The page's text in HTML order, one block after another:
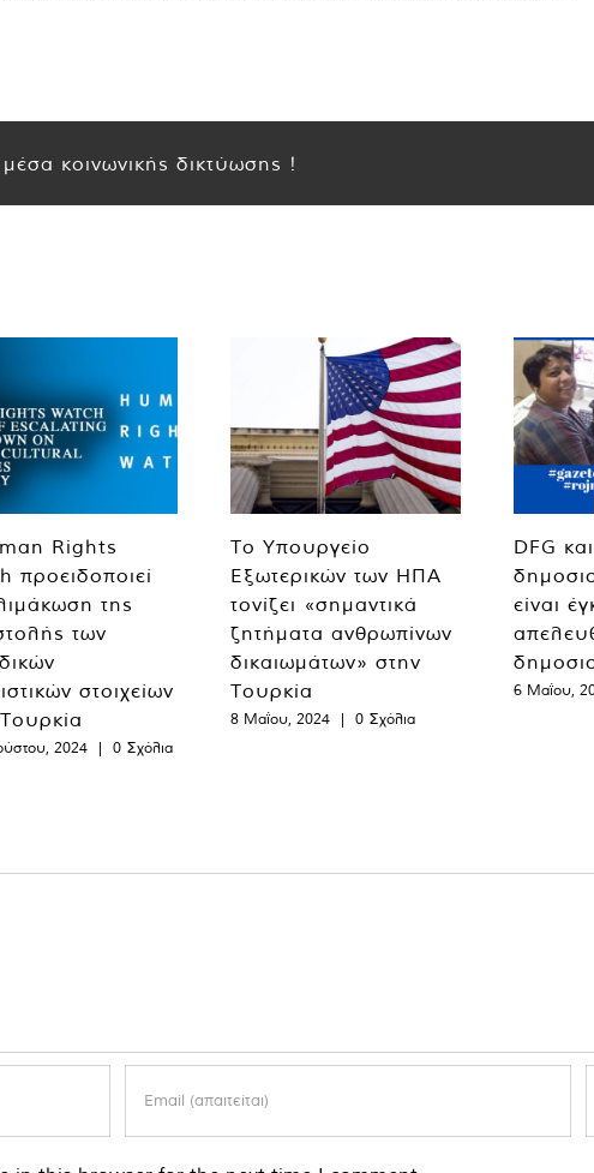
κοινωνικής δικτύωσης !
Rights
προειδοποιεί
της
των
στοιχείων
2024 | 0 Σχόλια
Το Υπουργείο
Εξωτερικών των ΗΠΑ
τονίζει «σημαντικά
ζητήματα ανθρωπίνων
δικαιωμάτων» στην
Τουρκία
8 Μαΐου, 2024 | 0 Σχόλια
DFG
είναι
6 Μαΐου,